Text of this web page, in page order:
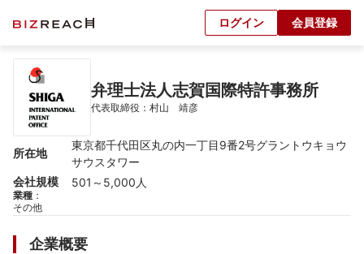
ログイン 会員登録
弁理士法人志賀国際特許事務所
代表取締役：村山　靖彦
所在地
東京都千代田区丸の内一丁目9番2号グラントウキョウ
サウスタワー
会社規模
501～5,000人
業種 ：
その他
企業概要